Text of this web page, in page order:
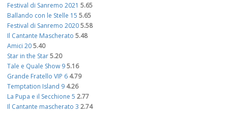
Festival di Sanremo 2021 5.65
Ballando con le Stelle 15 5.65
Festival di Sanremo 20205.58
Il Cantante Mascherato 5.48
Amici 205.40
Star in the Star5.20
Tale e Quale Show 95.16
Grande Fratello VIP 6 4.79
Temptation Island 9 4.26
La Pupa e il Secchione 5 2.77
Il Cantante mascherato 3 2.74